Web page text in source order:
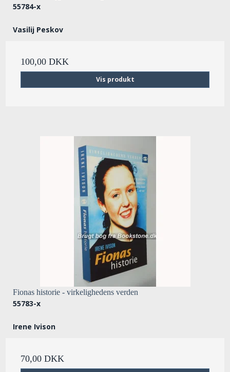
55784-x
Vasilij Peskov
100,00 DKK
Vis produkt
Fionas historie - virkelighedens verden
55783-x
Irene Ivison
70,00 DKK